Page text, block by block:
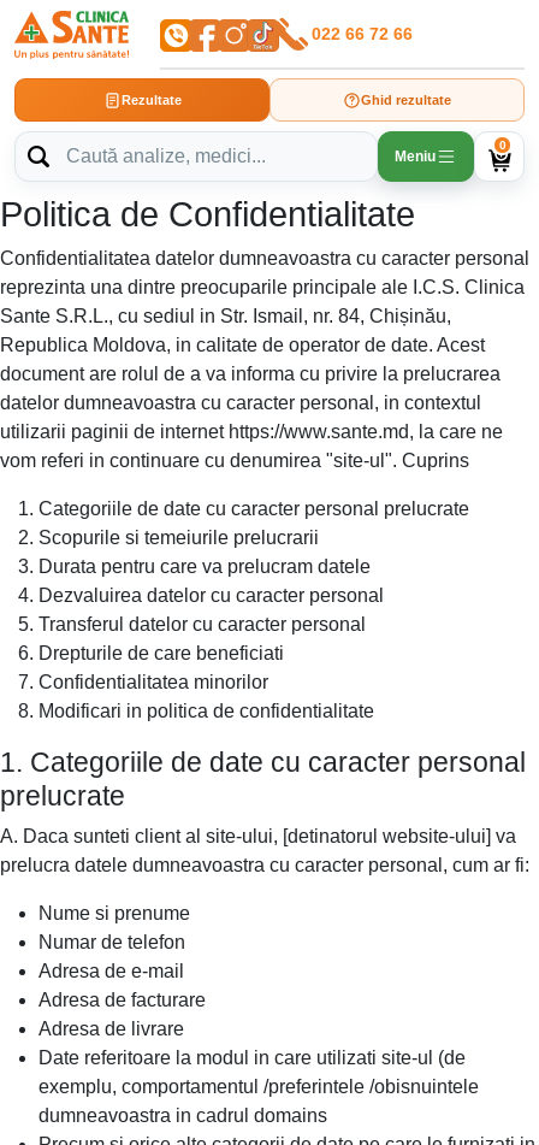
022 66 72 66
Rezultate Ghid rezultate
Meniu
0
Politica de Confidentialitate
Confidentialitatea datelor dumneavoastra cu caracter personal
reprezinta una dintre preocuparile principale ale I.C.S. Clinica
Sante S.R.L., cu sediul in Str. Ismail, nr. 84, Chișinău,
Republica Moldova, in calitate de operator de date. Acest
document are rolul de a va informa cu privire la prelucrarea
datelor dumneavoastra cu caracter personal, in contextul
utilizarii paginii de internet https://www.sante.md, la care ne
vom referi in continuare cu denumirea "site-ul". Cuprins
Categoriile de date cu caracter personal prelucrate
Scopurile si temeiurile prelucrarii
Durata pentru care va prelucram datele
Dezvaluirea datelor cu caracter personal
Transferul datelor cu caracter personal
Drepturile de care beneficiati
Confidentialitatea minorilor
Modificari in politica de confidentialitate
1. Categoriile de date cu caracter personal
prelucrate
A. Daca sunteti client al site-ului, [detinatorul website-ului] va
prelucra datele dumneavoastra cu caracter personal, cum ar fi:
Nume si prenume
Numar de telefon
Adresa de e-mail
Adresa de facturare
Adresa de livrare
Date referitoare la modul in care utilizati site-ul (de
exemplu, comportamentul /preferintele /obisnuintele
dumneavoastra in cadrul domains